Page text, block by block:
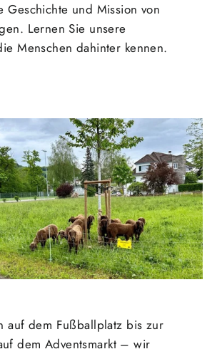
Geschichte und Mission von
Lernen Sie unsere
Menschen dahinter kennen.
auf dem Fußballplatz bis zur
dem Adventsmarkt – wir